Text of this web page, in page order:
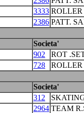
3333 ROLLER
2386 PATT.
Societa'
902
ROT
728
Societa'
312
2964 TEAM